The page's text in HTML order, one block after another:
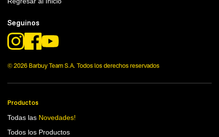
Tecnologia
Seguinos
© 2026 Barbuy Team S.A. Todos los derechos reservados
Productos
Todas las Novedades!
Todos los Productos